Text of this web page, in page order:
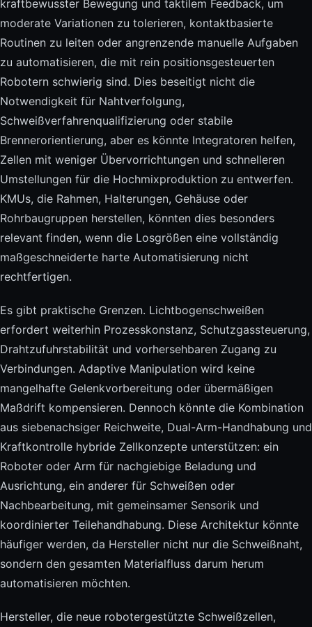
kraftbewusster Bewegung und taktilem Feedback, um
moderate Variationen zu tolerieren, kontaktbasierte
Routinen zu leiten oder angrenzende manuelle Aufgaben
zu automatisieren, die mit rein positionsgesteuerten
Robotern schwierig sind. Dies beseitigt nicht die
Notwendigkeit für Nahtverfolgung,
Schweißverfahrenqualifizierung oder stabile
Brennerorientierung, aber es könnte Integratoren helfen,
Zellen mit weniger Übervorrichtungen und schnelleren
Umstellungen für die Hochmixproduktion zu entwerfen.
KMUs, die Rahmen, Halterungen, Gehäuse oder
Rohrbaugruppen herstellen, könnten dies besonders
relevant finden, wenn die Losgrößen eine vollständig
maßgeschneiderte harte Automatisierung nicht
rechtfertigen.
Es gibt praktische Grenzen. Lichtbogenschweißen
erfordert weiterhin Prozesskonstanz, Schutzgassteuerung,
Drahtzufuhrstabilität und vorhersehbaren Zugang zu
Verbindungen. Adaptive Manipulation wird keine
mangelhafte Gelenkvorbereitung oder übermäßigen
Maßdrift kompensieren. Dennoch könnte die Kombination
aus siebenachsiger Reichweite, Dual-Arm-Handhabung und
Kraftkontrolle hybride Zellkonzepte unterstützen: ein
Roboter oder Arm für nachgiebige Beladung und
Ausrichtung, ein anderer für Schweißen oder
Nachbearbeitung, mit gemeinsamer Sensorik und
koordinierter Teilehandhabung. Diese Architektur könnte
häufiger werden, da Hersteller nicht nur die Schweißnaht,
sondern den gesamten Materialfluss darum herum
automatisieren möchten.
Hersteller, die neue robotergestützte Schweißzellen,